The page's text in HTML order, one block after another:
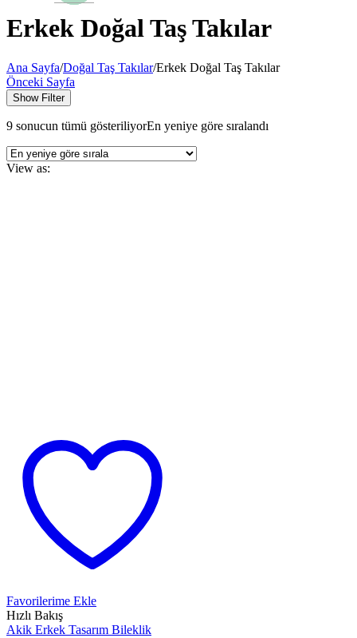
Erkek Doğal Taş Takılar
Ana Sayfa/Doğal Taş Takılar/Erkek Doğal Taş Takılar
Önceki Sayfa
Show Filter
9 sonucun tümü gösteriliyorEn yeniye göre sıralandı
View as:
Favorilerime Ekle
Hızlı Bakış
Akik Erkek Tasarım Bileklik